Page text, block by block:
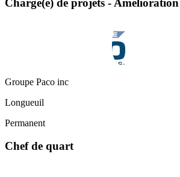
Chargé(e) de projets -
Groupe Paco inc
Longueuil
Permanent
Chef de quart